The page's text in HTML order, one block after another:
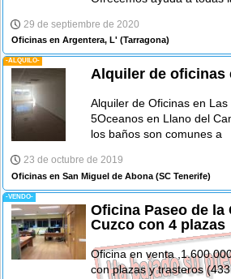
29 de septiembre de 2020
Oficinas en Argentera, L' (Tarragona)
-ALQUILO-
Alquiler de oficinas
Alquiler de Oficinas en
5Oceanos en Llano del
los baños son comunes a
23 de octubre de 2019
Oficinas en San Miguel de Abona (SC Tenerife)
-VENDO-
Oficina Paseo de la
Cuzco con 4 plazas
Oficina en venta
con plazas y trasteros